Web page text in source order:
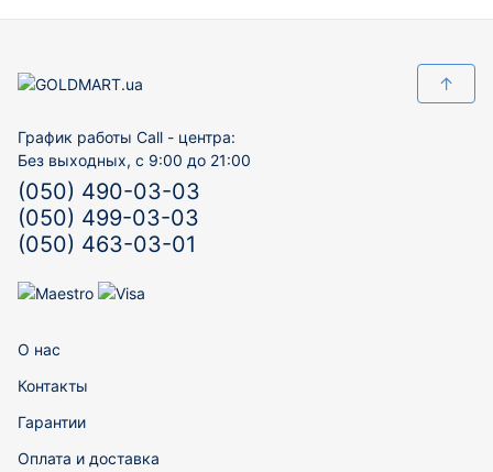
↑
График работы Call - центра:
Без выходных, с 9:00 до 21:00
(050) 490-03-03
(050) 499-03-03
(050) 463-03-01
О нас
Контакты
Гарантии
Оплата и доставка